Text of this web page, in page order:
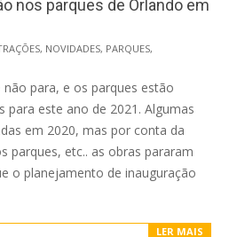
nos parques de Orlando em
, NOVIDADES, PARQUES,
para, e os parques estão
para este ano de 2021. Algumas
em 2020, mas por conta da
parques, etc.. as obras pararam
o planejamento de inauguração
LER MAIS